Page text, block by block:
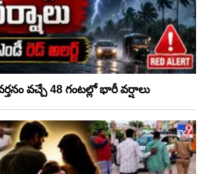
వచ్చే 48 గంటల్లో భారీ వర్షాలు